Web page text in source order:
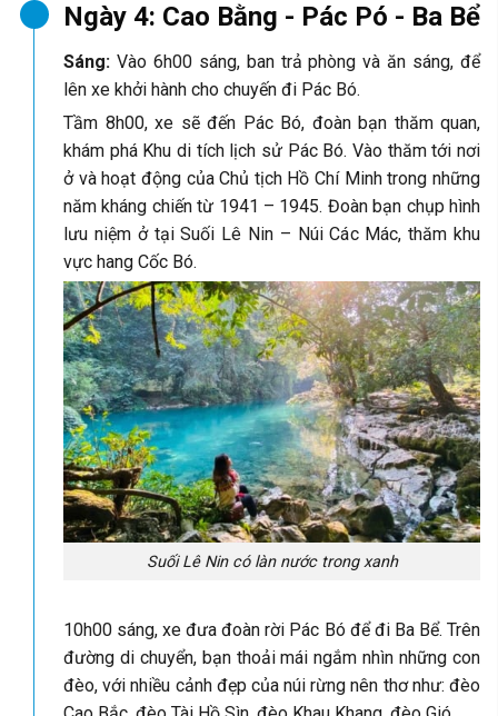
Ngày 4: Cao Bằng - Pác Pó - Ba Bể
Sáng: Vào 6h00 sáng, ban trả phòng và ăn sáng, để
lên xe khởi hành cho chuyến đi Pác Bó.
Tầm 8h00, xe sẽ đến Pác Bó, đoàn bạn thăm quan,
khám phá Khu di tích lịch sử Pác Bó. Vào thăm tới nơi
ở và hoạt động của Chủ tịch Hồ Chí Minh trong những
năm kháng chiến từ 1941 – 1945. Đoàn bạn chụp hình
lưu niệm ở tại Suối Lê Nin – Núi Các Mác, thăm khu
vực hang Cốc Bó.
Suối Lê Nin có làn nước trong xanh
10h00 sáng, xe đưa đoàn rời Pác Bó để đi Ba Bể. Trên
đường di chuyển, bạn thoải mái ngắm nhìn những con
đèo, với nhiều cảnh đẹp của núi rừng nên thơ như: đèo